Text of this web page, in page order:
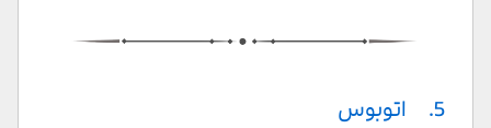
5. اتوبوس